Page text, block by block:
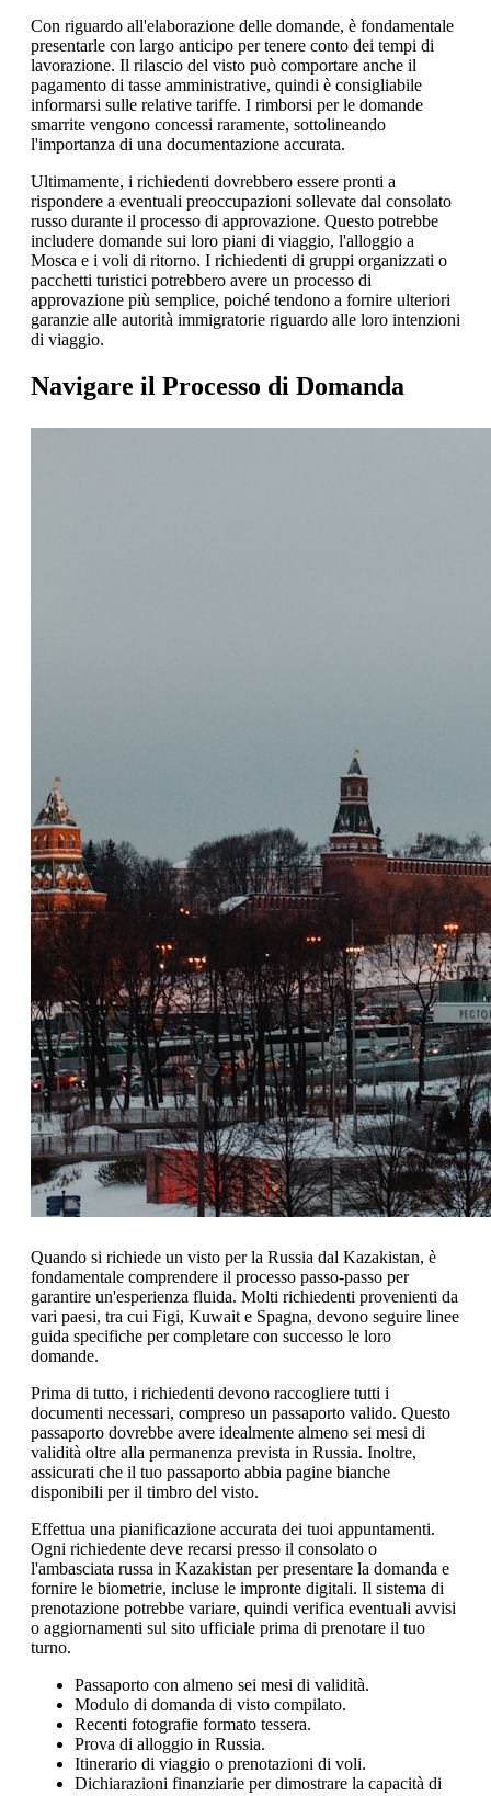
Con riguardo all'elaborazione delle domande, è fondamentale
presentarle con largo anticipo per tenere conto dei tempi di
lavorazione. Il rilascio del visto può comportare anche il
pagamento di tasse amministrative, quindi è consigliabile
informarsi sulle relative tariffe. I rimborsi per le domande
smarrite vengono concessi raramente, sottolineando
l'importanza di una documentazione accurata.
Ultimamente, i richiedenti dovrebbero essere pronti a
rispondere a eventuali preoccupazioni sollevate dal consolato
russo durante il processo di approvazione. Questo potrebbe
includere domande sui loro piani di viaggio, l'alloggio a
Mosca e i voli di ritorno. I richiedenti di gruppi organizzati o
pacchetti turistici potrebbero avere un processo di
approvazione più semplice, poiché tendono a fornire ulteriori
garanzie alle autorità immigratorie riguardo alle loro intenzioni
di viaggio.
Navigare il Processo di Domanda
Quando si richiede un visto per la Russia dal Kazakistan, è
fondamentale comprendere il processo passo-passo per
garantire un'esperienza fluida. Molti richiedenti provenienti da
vari paesi, tra cui Figi, Kuwait e Spagna, devono seguire linee
guida specifiche per completare con successo le loro
domande.
Prima di tutto, i richiedenti devono raccogliere tutti i
documenti necessari, compreso un passaporto valido. Questo
passaporto dovrebbe avere idealmente almeno sei mesi di
validità oltre alla permanenza prevista in Russia. Inoltre,
assicurati che il tuo passaporto abbia pagine bianche
disponibili per il timbro del visto.
Effettua una pianificazione accurata dei tuoi appuntamenti.
Ogni richiedente deve recarsi presso il consolato o
l'ambasciata russa in Kazakistan per presentare la domanda e
fornire le biometrie, incluse le impronte digitali. Il sistema di
prenotazione potrebbe variare, quindi verifica eventuali avvisi
o aggiornamenti sul sito ufficiale prima di prenotare il tuo
turno.
Passaporto con almeno sei mesi di validità.
Modulo di domanda di visto compilato.
Recenti fotografie formato tessera.
Prova di alloggio in Russia.
Itinerario di viaggio o prenotazioni di voli.
Dichiarazioni finanziarie per dimostrare la capacità di